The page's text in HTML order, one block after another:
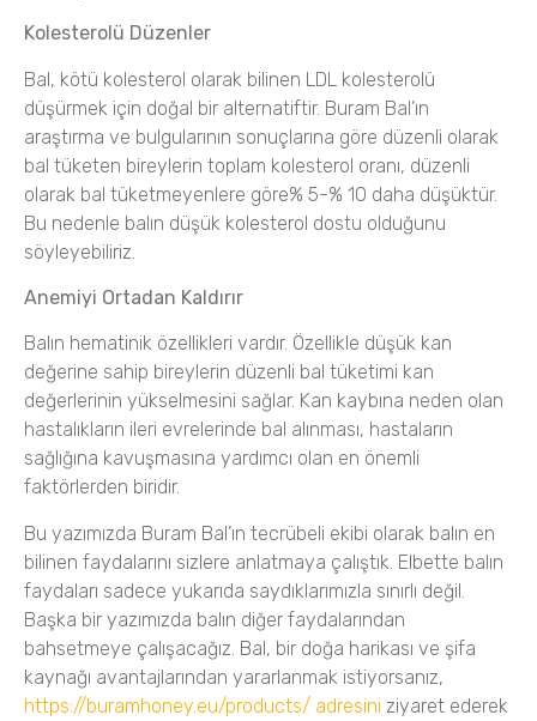
Kolesterolü Düzenler
Bal, kötü kolesterol olarak bilinen LDL kolesterolü
düşürmek için doğal bir alternatiftir. Buram Bal’ın
araştırma ve bulgularının sonuçlarına göre düzenli olarak
bal tüketen bireylerin toplam kolesterol oranı, düzenli
olarak bal tüketmeyenlere göre% 5-% 10 daha düşüktür.
Bu nedenle balın düşük kolesterol dostu olduğunu
söyleyebiliriz.
Anemiyi Ortadan Kaldırır
Balın hematinik özellikleri vardır. Özellikle düşük kan
değerine sahip bireylerin düzenli bal tüketimi kan
değerlerinin yükselmesini sağlar. Kan kaybına neden olan
hastalıkların ileri evrelerinde bal alınması, hastaların
sağlığına kavuşmasına yardımcı olan en önemli
faktörlerden biridir.
Bu yazımızda Buram Bal’ın tecrübeli ekibi olarak balın en
bilinen faydalarını sizlere anlatmaya çalıştık. Elbette balın
faydaları sadece yukarıda saydıklarımızla sınırlı değil.
Başka bir yazımızda balın diğer faydalarından
bahsetmeye çalışacağız. Bal, bir doğa harikası ve şifa
kaynağı avantajlarından yararlanmak istiyorsanız,
https://buramhoney.eu/products/ adresini ziyaret ederek